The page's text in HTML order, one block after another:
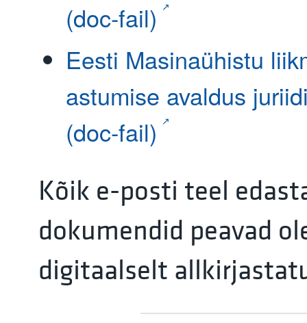
(doc-fail)
Eesti Masinaühistu
astumise avaldus
(doc-fail)
Kõik e-posti teel
dokumendid peavad
digitaalselt